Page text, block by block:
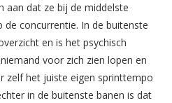
aan dat ze bij de middelste
de concurrentie. In de buitenste
en is het psychisch
voor zich zien lopen en
zelf het juiste eigen sprinttempo
in de buitenste banen is dat